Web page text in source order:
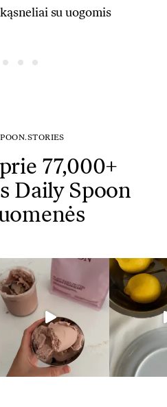
su uogomis
77,000+
Daily Spoon